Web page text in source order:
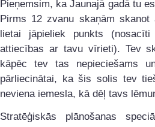
Pieņemsim, ka Jaunajā gadā tu
Pirms 12 zvanu skaņām
lietai jāpieliek punkts
attiecības ar tavu vīrieti). Tev
kāpēc tev tas nepieciešams
pārliecinātai, ka šis solis tev
neviena iemesla, kā dēļ tavs
Stratēģiskās plānošanas